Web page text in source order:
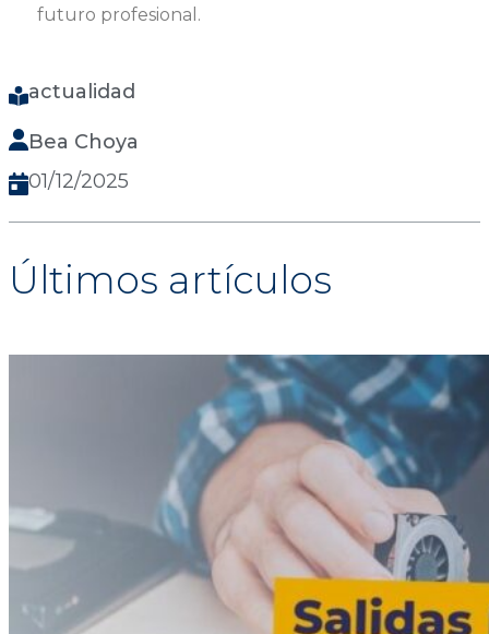
futuro profesional.
actualidad
Bea Choya
01/12/2025
Últimos artículos